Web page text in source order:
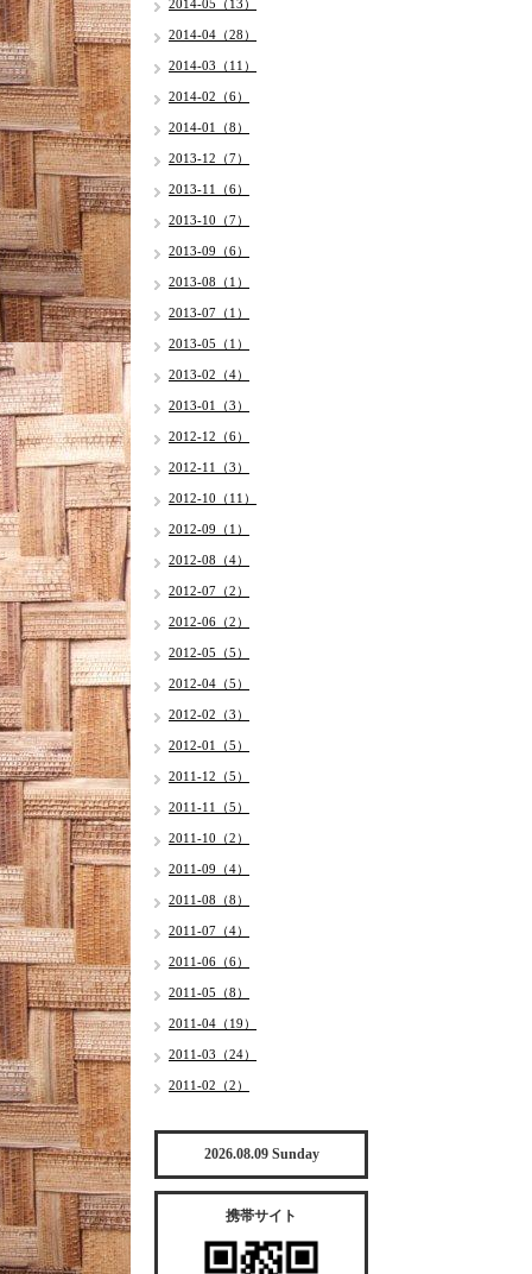
2014-05（13）
2014-04（28）
2014-03（11）
2014-02（6）
2014-01（8）
2013-12（7）
2013-11（6）
2013-10（7）
2013-09（6）
2013-08（1）
2013-07（1）
2013-05（1）
2013-02（4）
2013-01（3）
2012-12（6）
2012-11（3）
2012-10（11）
2012-09（1）
2012-08（4）
2012-07（2）
2012-06（2）
2012-05（5）
2012-04（5）
2012-02（3）
2012-01（5）
2011-12（5）
2011-11（5）
2011-10（2）
2011-09（4）
2011-08（8）
2011-07（4）
2011-06（6）
2011-05（8）
2011-04（19）
2011-03（24）
2011-02（2）
2026.08.09 Sunday
携帯サイト